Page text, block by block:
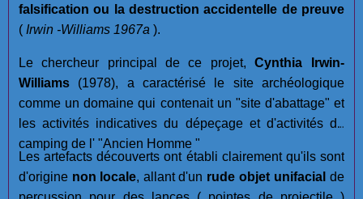
falsification ou la destruction accidentelle de preuve
( Irwin -Williams 1967a ).
Le chercheur principal de ce projet, Cynthia Irwin-
Williams (1978), a caractérisé le site archéologique
comme un domaine qui contenait un "site d'abattage" et
les activités indicatives du dépeçage et d'activités de
camping de l' "Ancien Homme "
Les artefacts découverts ont établi clairement qu'ils sont
d'origine non locale, allant d'un rude objet unifacial de